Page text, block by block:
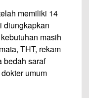
memiliki 14
diungkapkan
masih
THT, rekam
bedah saraf
umum